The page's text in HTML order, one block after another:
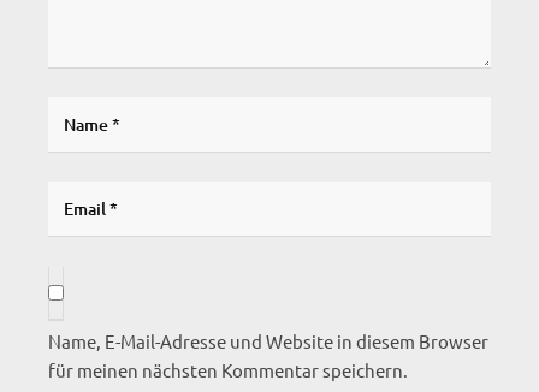
Name, E-Mail-Adresse und Website in diesem Browser
für meinen nächsten Kommentar speichern.